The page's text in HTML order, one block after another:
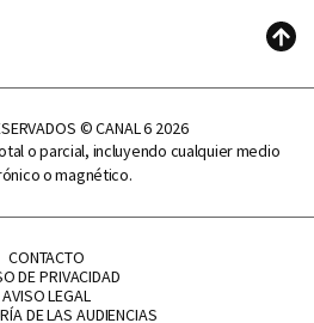
© CANAL 6 2026
o parcial, incluyendo cualquier medio
o magnético.
CONTACTO
DE PRIVACIDAD
AVISO LEGAL
DE LAS AUDIENCIAS